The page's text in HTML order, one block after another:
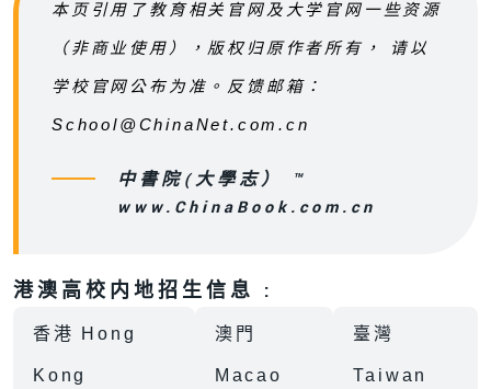
本页引用了教育相关官网及大学官网一些资源
（非商业使用），版权归原作者所有， 请以
学校官网公布为准。反馈邮箱：
School@ChinaNet.com.cn
中書院(大學志） ™
www.ChinaBook.com.cn
港澳高校内地招生信息 :
香港 Hong
Kong
澳門
Macao
臺灣
Taiwan